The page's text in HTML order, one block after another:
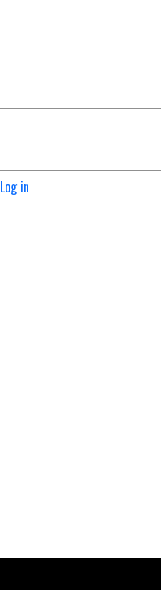
Log in